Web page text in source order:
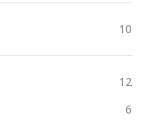
10
12
6